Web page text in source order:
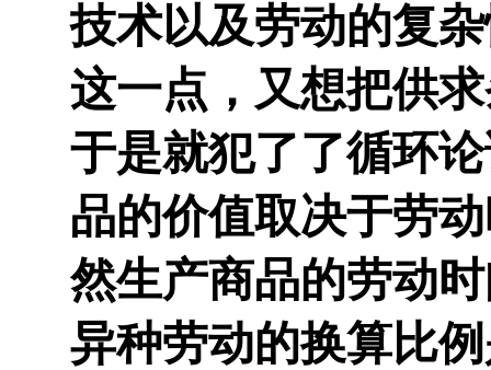
技术以及劳动的复
这一点，又想把供
于是就犯了了循环
品的价值取决于劳
然生产商品的劳动
异种劳动的换算比